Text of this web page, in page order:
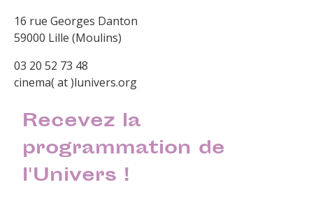
16 rue Georges Danton
59000 Lille (Moulins)
03 20 52 73 48
cinema( at )lunivers.org
Recevez la
programmation de
l'Univers !